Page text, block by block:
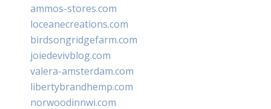
ammos-stores.com
loceanecreations.com
birdsongridgefarm.com
joiedevivblog.com
valera-amsterdam.com
libertybrandhemp.com
norwoodinnwi.com